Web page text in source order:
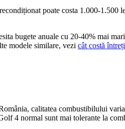
poate costa 1.000-1.500
bugete anuale cu 20-40% mai
modele similare, vezi cât costă
calitatea combustibilului
4 normal sunt mai tolerante la